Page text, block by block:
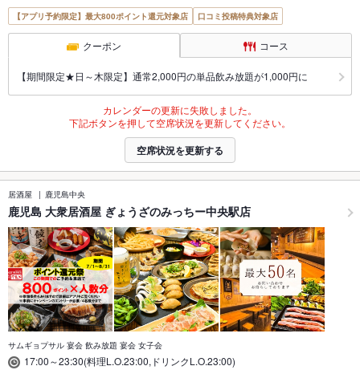
【アプリ予約限定】最大800ポイント還元対象店 口コミ投稿特典対象店
クーポン コース
【期間限定★日～木限定】通常2,000円の単品飲み放題が1,000円に
カレンダーの更新に失敗しました。
下記ボタンを押して空席状況を更新してください。
空席状況を更新する
居酒屋 鹿児島中央
鹿児島 大衆居酒屋 ぎょうざのみっちー中央駅店
サムギョプサル 宴会 飲み放題 宴会 女子会
17:00～23:30(料理L.O.23:00,ドリンクL.O.23:00)